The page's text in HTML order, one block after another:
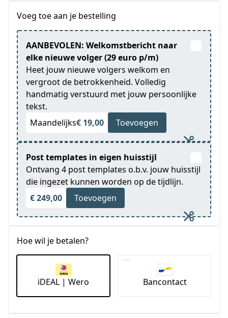
Voeg toe aan je bestelling
AANBEVOLEN: Welkomstbericht naar
elke nieuwe volger (29 euro p/m)
Heet jouw nieuwe volgers welkom en
vergroot de betrokkenheid. Volledig
handmatig verstuurd met jouw persoonlijke
tekst.
Maandelijks€ 19,00 Toevoegen
Post templates in eigen huisstijl
Ontvang 4 post templates o.b.v. jouw huisstijl
die ingezet kunnen worden op de tijdlijn.
€ 249,00
Toevoegen
Hoe wil je betalen?
iDEAL | Wero Bancontact